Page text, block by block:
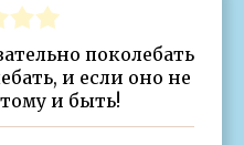
поколебать
и если оно не
и быть!